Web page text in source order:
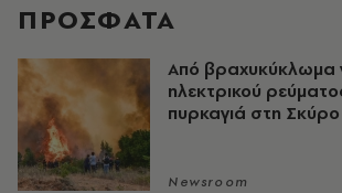
ΠΡΟΣΦΑΤΑ
Από βραχυκύκλωμα
ηλεκτρικού
πυρκαγιά στη Σκύρο
Newsroom